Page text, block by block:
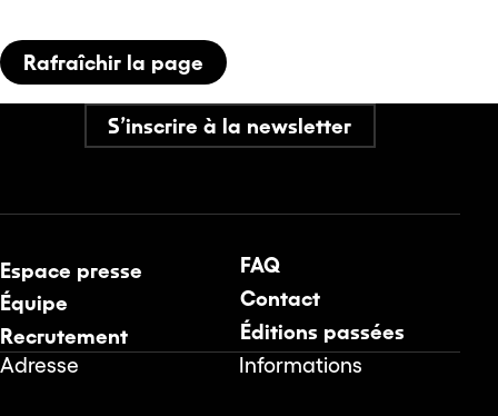
Rafraîchir la page
S’inscrire à la newsletter
Espace presse
Équipe
Recrutement
FAQ
Contact
Éditions passées
Adresse Informations